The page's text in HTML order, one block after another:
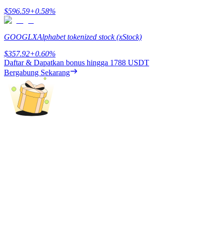
Share 500000 CASHCAT prize pool
Exclusive for BitMart Users
$596.59+0.58%
GOOGLXAlphabet tokenized stock (xStock)
$357.92+0.60%
Daftar & Dapatkan bonus hingga 1788 USDT
Bergabung Sekarang